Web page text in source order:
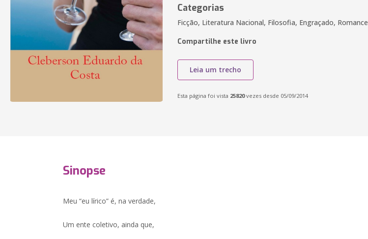
Categorias
Ficção, Literatura Nacional, Filosofia, Engraçado, Romance
Compartilhe este livro
Leia um trecho
Esta página foi vista 25820vezes desde 05/09/2014
Sinopse
Meu “eu lírico” é, na verdade,
Um ente coletivo, ainda que,